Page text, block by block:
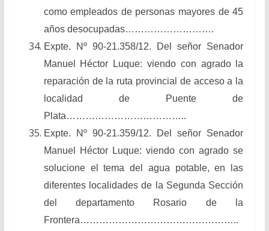
como empleados de personas mayores de 45
años desocupadas……………………….
Expte. Nº 90-21.358/12. Del señor Senador
Manuel Héctor Luque: viendo con agrado la
reparación de la ruta provincial de acceso a la
localidad de Puente de
Plata………………………………..
Expte. Nº 90-21.359/12. Del señor Senador
Manuel Héctor Luque: viendo con agrado se
solucione el tema del agua potable, en las
diferentes localidades de la Segunda Sección
del departamento Rosario de la
Frontera…………………………………………..